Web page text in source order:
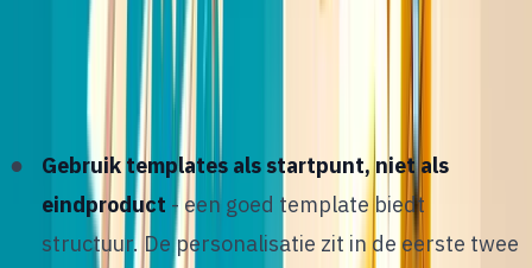
De oplossing is niet kiezen tussen de twee, maar
een systeem bouwen dat beide ondersteunt:
Gebruik templates als startpunt, niet als
eindproduct - een goed template biedt
structuur. De personalisatie zit in de eerste twee